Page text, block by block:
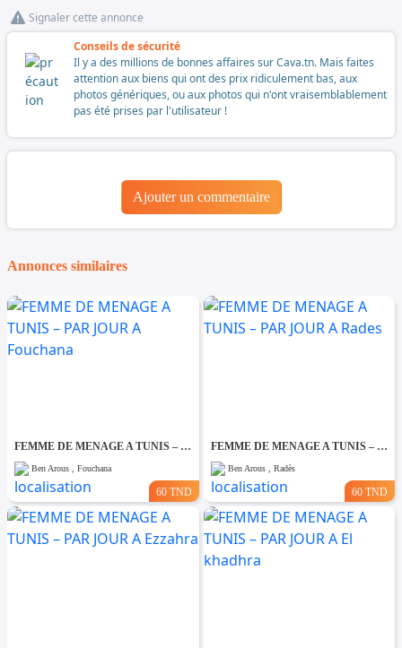
Signaler cette annonce
Conseils de sécurité
Il y a des millions de bonnes affaires sur Cava.tn. Mais faites
attention aux biens qui ont des prix ridiculement bas, aux
photos génériques, ou aux photos qui n'ont vraisemblablement
pas été prises par l'utilisateur !
Ajouter un commentaire
Annonces similaires
FEMME DE MENAGE A TUNIS – PAR JOUR A Fouchana
Ben Arous , Fouchana
60 TND
FEMME DE MENAGE A TUNIS – PAR JOUR A Rades
Ben Arous , Radès
60 TND